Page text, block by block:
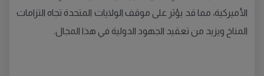
الأميركية، مما قد يؤثر على موقف الولايات المتحدة تجاه التزامات
المناخ ويزيد من تعقيد الجهود الدولية في هذا المجال.